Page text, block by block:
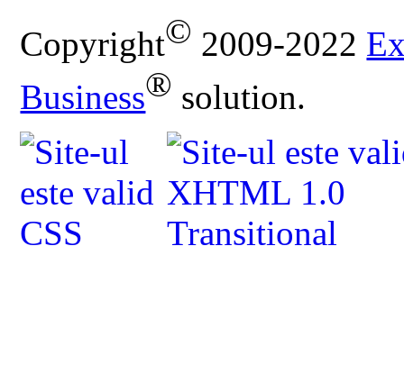
Copyright© 2009-2022
Business® solution.